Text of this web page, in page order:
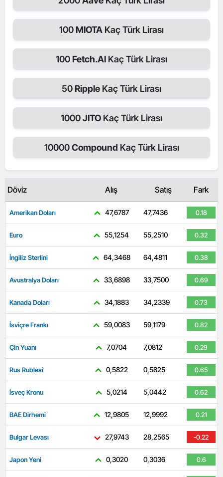
100MIOTA Kaç Türk Lirası
100Fetch.AI Kaç Türk Lirası
50Ripple Kaç Türk Lirası
1000JITO Kaç Türk Lirası
10000Compound Kaç Türk Lirası
Döviz Alış Satış Fark
Amerikan Doları 47,6787 47,7436 0.18
Euro 55,1254 55,2510 0.32
İngiliz Sterlini 64,3468 64,4811 0.38
Avustralya Doları 33,6898 33,7500 0.69
Kanada Doları 34,1883 34,2339 0.73
İsviçre Frankı 59,0083 59,1179 0.82
Çin Yuanı 7,0704 7,0812 0.29
Rus Rublesi 0,5822 0,5825 0.65
İsveç Kronu 5,0214 5,0442 0.62
BAE Dirhemi 12,9805 12,9992 0.21
Bulgar Levası 27,9743 28,2565 -0.22
Japon Yeni 0,3020 0,3036 0.6